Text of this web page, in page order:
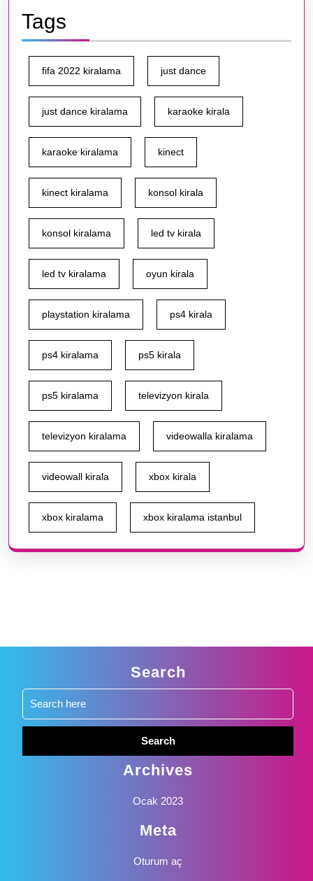
Tags
fifa 2022 kiralama just dance
just dance kiralama karaoke kirala
karaoke kiralama kinect
kinect kiralama konsol kirala
konsol kiralama led tv kirala
led tv kiralama oyun kirala
playstation kiralama ps4 kirala
ps4 kiralama ps5 kirala
ps5 kiralama televizyon kirala
televizyon kiralama videowalla kiralama
videowall kirala xbox kirala
xbox kiralama xbox kiralama istanbul
Search
Search
for:
Archives
Ocak 2023
Meta
Oturum aç